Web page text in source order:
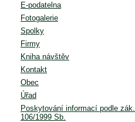
E-podatelna
Fotogalerie
Spolky
Firmy
Kniha návštěv
Kontakt
Obec
Úřad
Poskytování informací podle zák.
106/1999 Sb.